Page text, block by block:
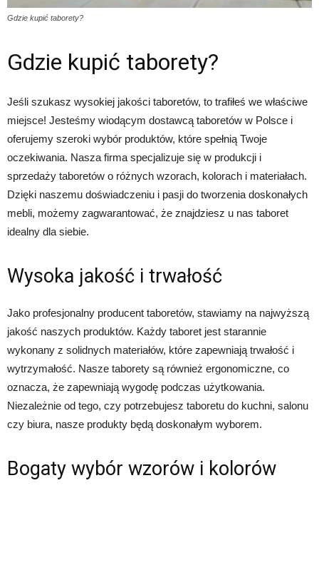
Gdzie kupić taborety?
Gdzie kupić taborety?
Jeśli szukasz wysokiej jakości taboretów, to trafiłeś we właściwe
miejsce! Jesteśmy wiodącym dostawcą taboretów w Polsce i
oferujemy szeroki wybór produktów, które spełnią Twoje
oczekiwania. Nasza firma specjalizuje się w produkcji i
sprzedaży taboretów o różnych wzorach, kolorach i materiałach.
Dzięki naszemu doświadczeniu i pasji do tworzenia doskonałych
mebli, możemy zagwarantować, że znajdziesz u nas taboret
idealny dla siebie.
Wysoka jakość i trwałość
Jako profesjonalny producent taboretów, stawiamy na najwyższą
jakość naszych produktów. Każdy taboret jest starannie
wykonany z solidnych materiałów, które zapewniają trwałość i
wytrzymałość. Nasze taborety są również ergonomiczne, co
oznacza, że zapewniają wygodę podczas użytkowania.
Niezależnie od tego, czy potrzebujesz taboretu do kuchni, salonu
czy biura, nasze produkty będą doskonałym wyborem.
Bogaty wybór wzorów i kolorów